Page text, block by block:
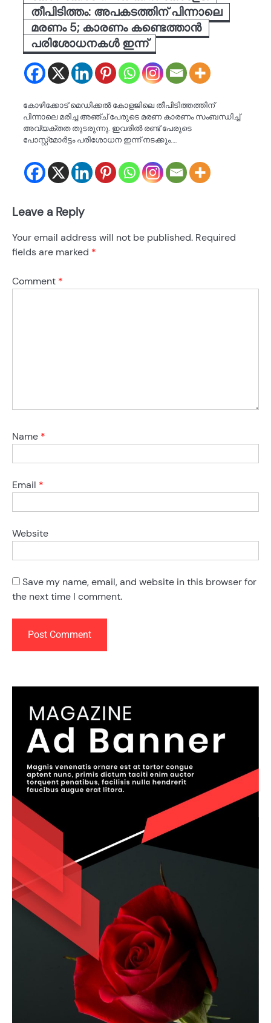
തീപിടിത്തം: അപകടത്തിന് പിന്നാലെ
മരണം 5; കാരണം കണ്ടെത്താൻ
പരിശോധനകൾ ഇന്ന്
കോഴിക്കോട് മെഡിക്കൽ കോളജിലെ തീപിടിത്തത്തിന്
പിന്നാലെ മരിച്ച അ‍ഞ്ച് പേരുടെ മരണ കാരണം സംബന്ധിച്ച്
അവ്യക്തത തുടരുന്നു. ഇവരിൽ രണ്ട് പേരുടെ
പോസ്റ്റ്‌മോർട്ടം പരിശോധന ഇന്ന് നടക്കും.…
Leave a Reply
Your email address will not be published. Required
fields are marked *
Comment *
Name *
Email *
Website
Save my name, email, and website in this browser for
the next time I comment.